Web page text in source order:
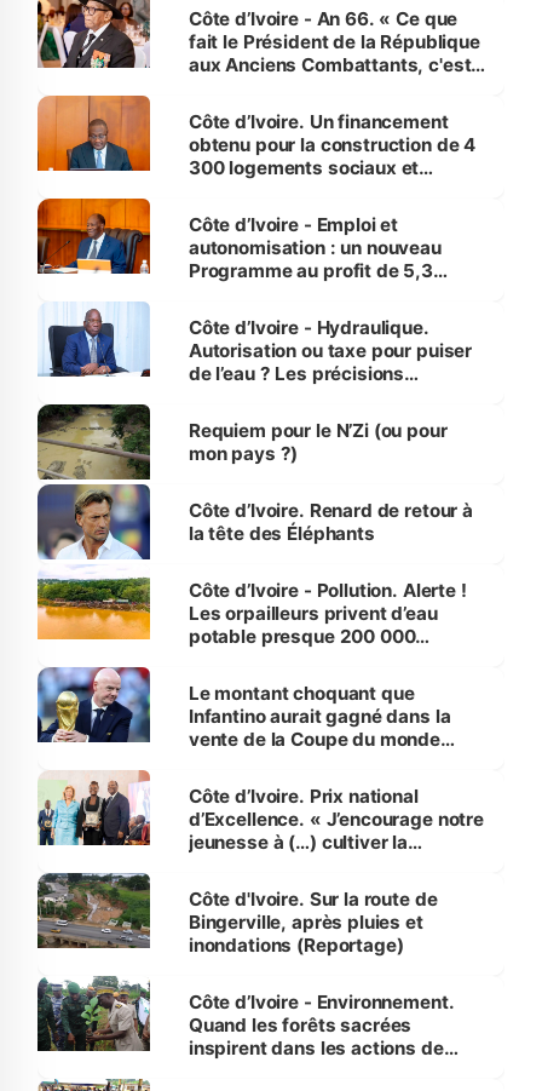
Côte d’Ivoire - An 66. « Ce que
fait le Président de la République
aux Anciens Combattants, c'est
Côte d’Ivoire. Un financement
obtenu pour la construction de 4
300 logements sociaux et
et Yamoussoukro
Côte d’Ivoire - Emploi et
autonomisation : un nouveau
Programme au profit de 5,3
Côte d’Ivoire - Hydraulique.
Autorisation ou taxe pour puiser
de l’eau ? Les précisions
Requiem pour le N’Zi (ou pour
mon pays ?)
Côte d’Ivoire. Renard de retour à
la tête des Éléphants
Côte d’Ivoire - Pollution. Alerte !
Les orpailleurs privent d’eau
potable presque 200 000
Le montant choquant que
Infantino aurait gagné dans la
vente de la Coupe du monde
Côte d’Ivoire. Prix national
d’Excellence. « J’encourage notre
jeunesse à (…) cultiver la
(Alassane Ouattara
Côte d'Ivoire. Sur la route de
Bingerville, après pluies et
inondations (Reportage)
Côte d’Ivoire - Environnement.
Quand les forêts sacrées
inspirent dans les actions de